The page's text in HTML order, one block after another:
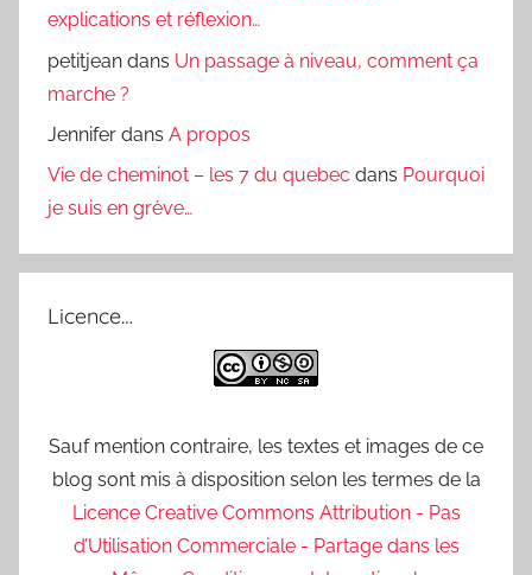
explications et réflexion…
petitjean dans Un passage à niveau, comment ça
marche ?
Jennifer dans A propos
Vie de cheminot – les 7 du quebec dans Pourquoi
je suis en grève…
Licence…
Sauf mention contraire, les textes et images de ce
blog sont mis à disposition selon les termes de la
Licence Creative Commons Attribution - Pas
d’Utilisation Commerciale - Partage dans les